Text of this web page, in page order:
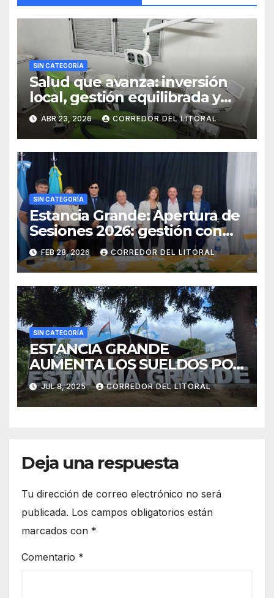
SIN CATEGORÍA
Salud que avanza: inversión
local, gestión equilibrada y
resultados concretos.
ABR 23, 2026 CORREDOR DEL LITORAL
SIN CATEGORÍA
Estancia Grande: Apertura de
Sesiones 2026: gestión con
superávit y agenda de obras
en Estancia Grande
FEB 28, 2026 CORREDOR DEL LITORAL
SIN CATEGORÍA
ESTANCIA GRANDE
AUMENTA LOS SUELDOS POR
ENCIMA DE LA INFLACIÓN Y
OTORGA BONO
EXTRAORDINARIO
JUL 8, 2025 CORREDOR DEL LITORAL
Deja una respuesta
Tu dirección de correo electrónico no será
publicada. Los campos obligatorios están
marcados con *
Comentario *